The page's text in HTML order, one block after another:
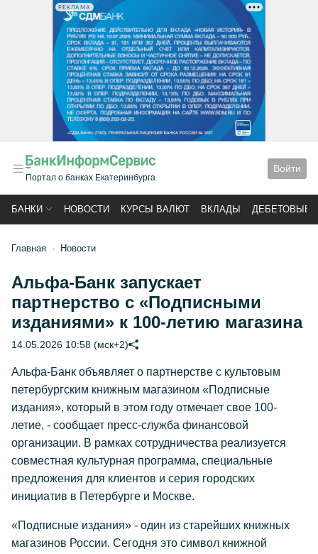
РЕКЛАМА
Портал о банках Екатеринбурга
Войти
БАНКИ НОВОСТИ КУРСЫ ВАЛЮТ ВКЛАДЫ ДЕБЕТОВЫЕ
Главная Новости
Альфа-Банк запускает
партнерство с «Подписными
изданиями» к 100-летию магазина
14.05.2026 10:58 (мск+2)
Альфа-Банк объявляет о партнерстве с культовым
петербургским книжным магазином «Подписные
издания», который в этом году отмечает свое 100-
летие, - сообщает пресс-служба финансовой
организации. В рамках сотрудничества реализуется
совместная культурная программа, специальные
предложения для клиентов и серия городских
инициатив в Петербурге и Москве.
«Подписные издания» - один из старейших книжных
магазинов России. Сегодня это символ книжной